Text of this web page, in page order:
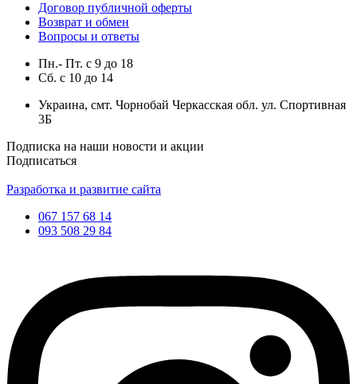
Договор публичной оферты
Возврат и обмен
Вопросы и ответы
Пн.- Пт. с 9 до 18
Сб. с 10 до 14
Украина, смт. Чорнобай Черкасская обл. ул. Спортивная
3Б
Подписка на наши новости и акции
Подписаться
Разработка и развитие сайта
067 157 68 14
093 508 29 84